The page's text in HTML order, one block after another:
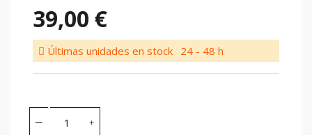
39,00 €
Últimas unidades en stock 24 - 48 h